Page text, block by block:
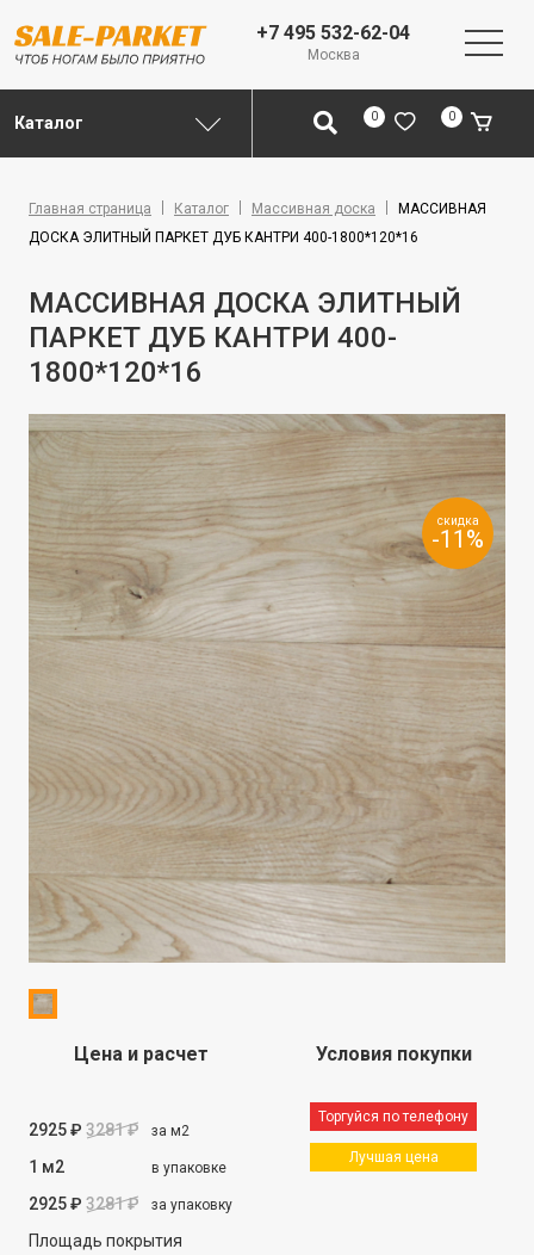
+7 495 532-62-04
Москва
Каталог 0 0
Главная страница Каталог Массивная доска
МАССИВНАЯ
ДОСКА ЭЛИТНЫЙ ПАРКЕТ ДУБ КАНТРИ 400-1800*120*16
МАССИВНАЯ ДОСКА ЭЛИТНЫЙ
ПАРКЕТ ДУБ КАНТРИ 400-
1800*120*16
скидка
-11%
Цена и расчет
2925 ₽ 3281 ₽ за м2
1 м2 в упаковке
2925 ₽ 3281 ₽ за упаковку
Площадь покрытия
Условия покупки
Торгуйся по телефону
Лучшая цена